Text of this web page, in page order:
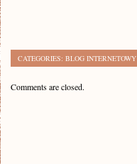
CATEGORIES: BLOG INTERNETOWY
Comments are closed.